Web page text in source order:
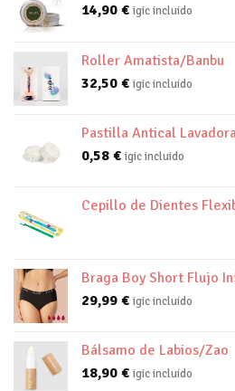
14,90 € igic incluido
Roller Amatista/Banbu
32,50 € igic incluido
Pastilla Antical
0,58 € igic incluido
Cepillo de Dientes
Braga Boy Short Flujo
29,99 € igic incluido
Bálsamo de Labios/Zao
18,90 € igic incluido